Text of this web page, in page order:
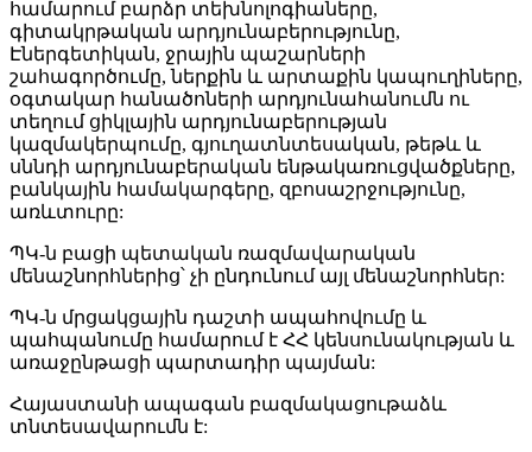
համարում բարձր տեխնոլոգիաները,
գիտակրթական արդյունաբերությունը,
Էներգետիկան, ջրային պաշարների
շահագործումը, ներքին և արտաքին կապուղիները,
օգտակար հանածոների արդյունահանումն ու
տեղում ցիկլային արդյունաբերության
կազմակերպումը, գյուղատնտեսական, թեթև և
սննդի արդյունաբերական ենթակառուցվածքները,
բանկային համակարգերը, զբոսաշրջությունը,
առևտուրը:
ՊԿ-ն բացի պետական ռազմավարական
մենաշնորհներից՝ չի ընդունում այլ մենաշնորհներ:
ՊԿ-ն մրցակցային դաշտի ապահովումը և
պահպանումը համարում է ՀՀ կենսունակության և
առաջընթացի պարտադիր պայման:
Հայաստանի ապագան բազմակացութաձև
տնտեսավարումն է: